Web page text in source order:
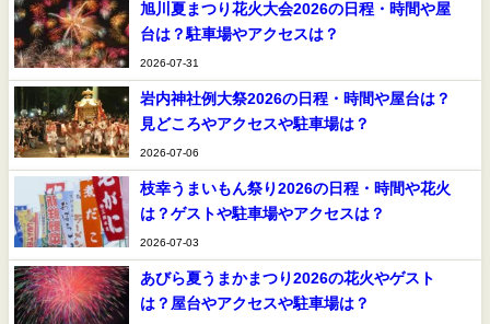
旭川夏まつり花火大会2026の日程・時間や屋
台は？駐車場やアクセスは？
2026-07-31
岩内神社例大祭2026の日程・時間や屋台は？
見どころやアクセスや駐車場は？
2026-07-06
枝幸うまいもん祭り2026の日程・時間や花火
は？ゲストや駐車場やアクセスは？
2026-07-03
あびら夏うまかまつり2026の花火やゲスト
は？屋台やアクセスや駐車場は？